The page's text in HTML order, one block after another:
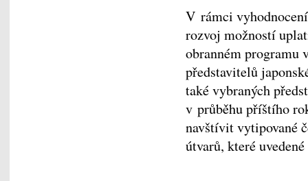
V rámci
rozvoj možností
obranném programu
představitelů
také vybraných
v průběhu příštího
navštívit vytipované
útvarů, které